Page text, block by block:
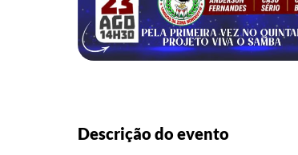
Descrição do evento